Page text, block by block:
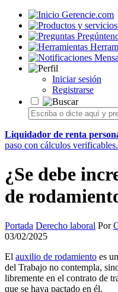
Gerencie.com
Iniciar sesión
Registrarse
Liquidador de renta
paso con cálculos verificables.
¿Se debe
de
Portada Derecho laboral Por
03/02/2025
El auxilio de rodamiento es
del Trabajo no contempla,
libremente en el contrato de
que se haya pactado en él.